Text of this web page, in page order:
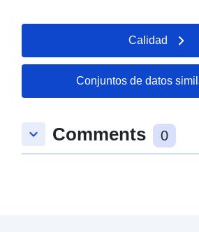
Calidad
Conjuntos de datos
keyboard_arrow_down Comments 0